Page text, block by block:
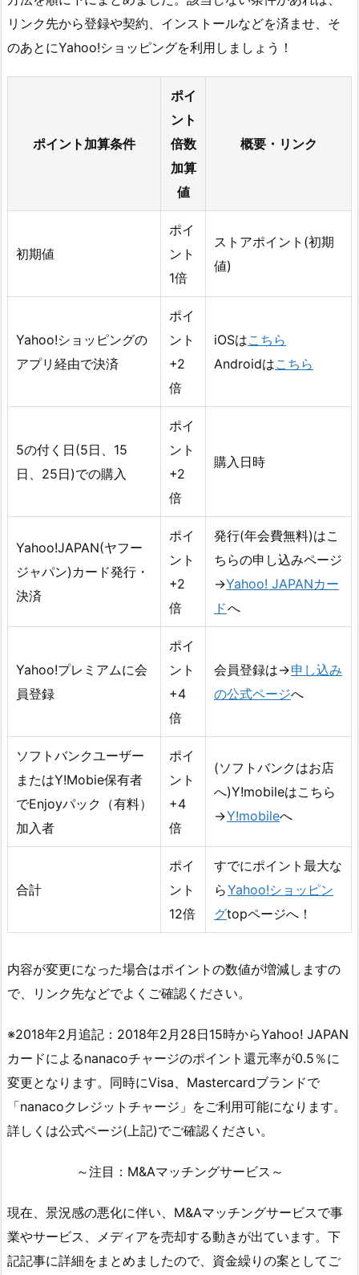
リンク先から登録や契約、インストールなどを済ませ、そ
のあとにYahoo!ショッピングを利用しましょう！
ポイント加算条件
ポイ
ント
倍数
加算
値
概要・リンク
初期値
ポイ
ント
1倍
ストアポイント(初期
値)
Yahoo!ショッピングの
アプリ経由で決済
ポイ
ント
+2
倍
iOSはこちら
Androidはこちら
5の付く日(5日、15
日、25日)での購入
ポイ
ント
+2
倍
購入日時
Yahoo!JAPAN(ヤフー
ジャパン)カード発行・
決済
ポイ
ント
+2
倍
発行(年会費無料)はこ
ちらの申し込みページ
→Yahoo! JAPANカー
ドへ
Yahoo!プレミアムに会
員登録
ポイ
ント
+4
倍
会員登録は→申し込み
の公式ページへ
ソフトバンクユーザー
またはY!Mobie保有者
でEnjoyパック（有料）
加入者
ポイ
ント
+4
倍
(ソフトバンクはお店
へ)Y!mobileはこちら
→Y!mobileへ
合計
ポイ
ント
12倍
すでにポイント最大な
らYahoo!ショッピン
グtopページへ！
内容が変更になった場合はポイントの数値が増減しますの
で、リンク先などでよくご確認ください。
※2018年2月追記：2018年2月28日15時からYahoo! JAPAN
カードによるnanacoチャージのポイント還元率が0.5％に
変更となります。同時にVisa、Mastercardブランドで
「nanacoクレジットチャージ」をご利用可能になります。
詳しくは公式ページ(上記)でご確認ください。
～注目：M&Aマッチングサービス～
現在、景況感の悪化に伴い、M&Aマッチングサービスで事
業やサービス、メディアを売却する動きが出ています。下
記記事に詳細をまとめましたので、資金繰りの案としてご